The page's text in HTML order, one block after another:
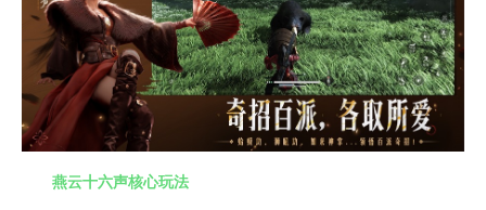
燕云十六声核心玩法